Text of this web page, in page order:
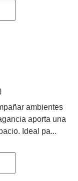
ambientes
aporta una
Ideal pa...